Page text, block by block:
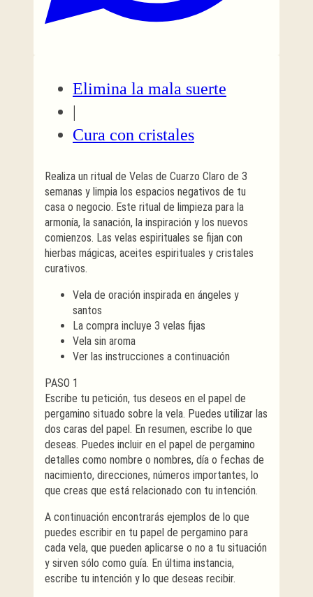
Elimina la mala suerte
|
Cura con cristales
Realiza un ritual de Velas de Cuarzo Claro de 3
semanas y limpia los espacios negativos de tu
casa o negocio. Este ritual de limpieza para la
armonía, la sanación, la inspiración y los nuevos
comienzos. Las velas espirituales se fijan con
hierbas mágicas, aceites espirituales y cristales
curativos.
Vela de oración inspirada en ángeles y
santos
La compra incluye 3 velas fijas
Vela sin aroma
Ver las instrucciones a continuación
PASO 1
Escribe tu petición, tus deseos en el papel de
pergamino situado sobre la vela. Puedes utilizar las
dos caras del papel. En resumen, escribe lo que
deseas. Puedes incluir en el papel de pergamino
detalles como nombre o nombres, día o fechas de
nacimiento, direcciones, números importantes, lo
que creas que está relacionado con tu intención.
A continuación encontrarás ejemplos de lo que
puedes escribir en tu papel de pergamino para
cada vela, que pueden aplicarse o no a tu situación
y sirven sólo como guía. En última instancia,
escribe tu intención y lo que deseas recibir.